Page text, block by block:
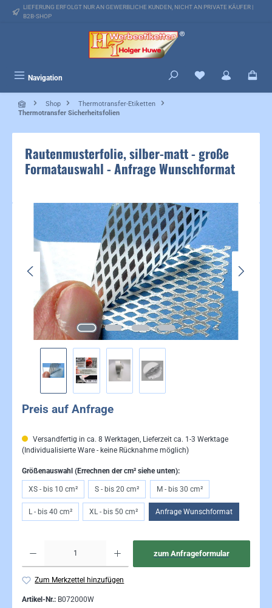
springen
LIEFERUNG ERFOLGT NUR AN GEWERBLICHE KUNDEN, NICHT AN PRIVATE KÄUFER |
B2B-SHOP
Navigation Du hast 0 Produkte
Shop
Thermotransfer-Etiketten
Thermotransfer Sicherheitsfolien
Rautenmusterfolie, silber-matt - große
Formatauswahl - Anfrage Wunschformat
Bildergalerie überspringen
Preis auf Anfrage
Versandfertig in ca. 8 Werktagen, Lieferzeit ca. 1-3 Werktage
(Individualisierte Ware - keine Rücknahme möglich)
Größenauswahl (Errechnen der cm² siehe unten):
XS - bis 10 cm² S - bis 20 cm² M - bis 30 cm²
L - bis 40 cm² XL - bis 50 cm² Anfrage Wunschformat
zum Anfrageformular
Zum Merkzettel hinzufügen
Artikel-Nr.: B072000W